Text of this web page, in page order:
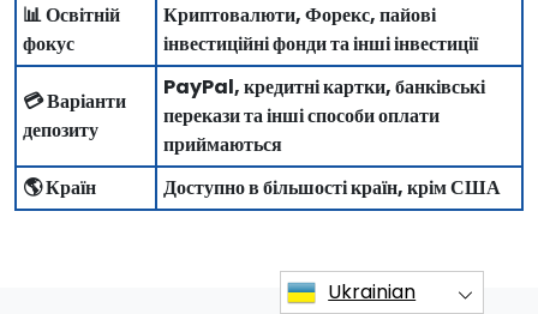
📊 Освітній
фокус
Криптовалюти, Форекс, пайові
інвестиційні фонди та інші інвестиції
💳 Варіанти
депозиту
PayPal, кредитні картки, банківські
перекази та інші способи оплати
приймаються
🌎 Країн
Доступно в більшості країн, крім США
Ukrainian